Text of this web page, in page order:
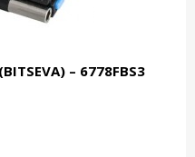
– 6778FBS3